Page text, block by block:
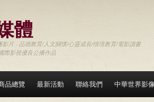
體
片 - 品德教育/人文關懷/心靈成長/情境教育/電影讀書
際影視優良公播作品
品總覽 最新活動 聯絡我們 中華世界影